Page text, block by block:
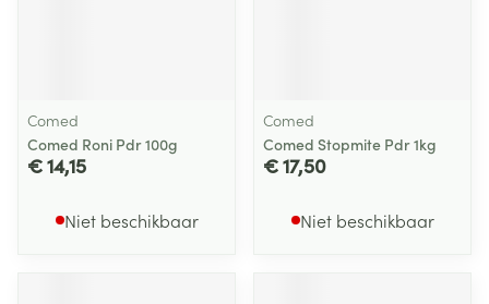
Comed
Comed Roni Pdr 100g
€ 14,15
Niet beschikbaar
Comed
Comed Stopmite Pdr 1kg
€ 17,50
Niet beschikbaar